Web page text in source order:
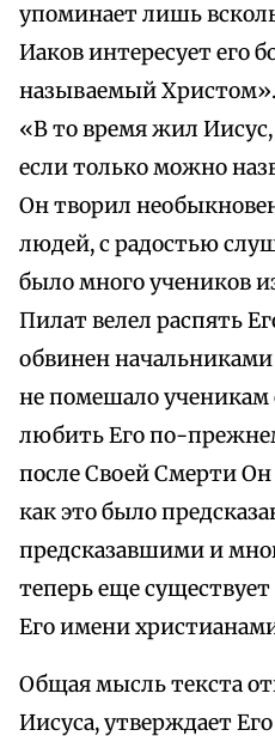
упоминает лишь
Иаков интересует его
называемый
«В то время жил
если только можно
Он творил
людей, с радостью
было много учеников
Пилат велел распять
обвинен
не помешало ученикам
любить Его по-
после Своей Смерти
как это было
предсказавшими и
теперь еще
Его имени
Общая мысль текста
Иисуса, утверждает